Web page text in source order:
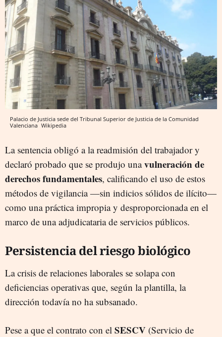
Palacio de Justicia sede del Tribunal Superior de Justicia de la Comunidad
Valenciana Wikipedia
La sentencia obligó a la readmisión del trabajador y
declaró probado que se produjo unavulneración de
derechos fundamentales, calificando el uso de estos
métodos de vigilancia —sin indicios sólidos de ilícito—
como una práctica impropia y desproporcionada en el
marco de una adjudicataria de servicios públicos.
Persistencia del riesgo biológico
La crisis de relaciones laborales se solapa con
deficiencias operativas que, según la plantilla, la
dirección todavía no ha subsanado.
Pese a que el contrato con el SESCV (Servicio de